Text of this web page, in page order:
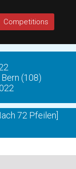
Competitions
(108)
72 Pfeilen]